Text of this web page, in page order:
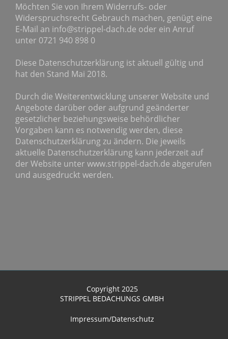
Möchten Sie von Ihrem Widerrufs- oder
Widerspruchsrecht Gebrauch machen, genügt eine
E-Mail an info@strippel-dach.de oder ein Anruf
unter 0721 940 898 0
Diese Datenschutzerklärung ist aktuell gültig und
hat den Stand Mai 2018.
Durch die Weiterentwicklung unserer Website und
Angebote darüber oder aufgrund geänderter
gesetzlicher beziehungsweise behördlicher
Vorgaben kann es notwendig werden, diese
Datenschutzerklärung zu ändern. Die jeweils
aktuelle Datenschutzerklärung kann jederzeit auf
der Website unter www.strippel-dach.de abgerufen
und ausgedruckt werden.
Copyright 2025
STRIPPEL BEDACHUNGS GMBH
Impressum/Datenschutz